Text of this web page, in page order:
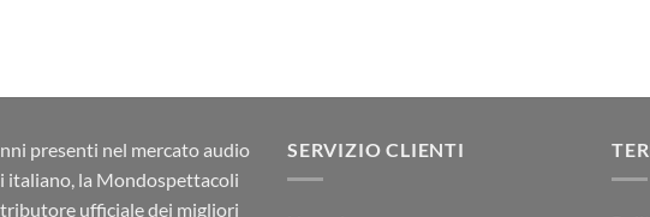
presenti nel mercato audio
italiano, la Mondospettacoli
ufficiale dei migliori
SERVIZIO CLIENTI